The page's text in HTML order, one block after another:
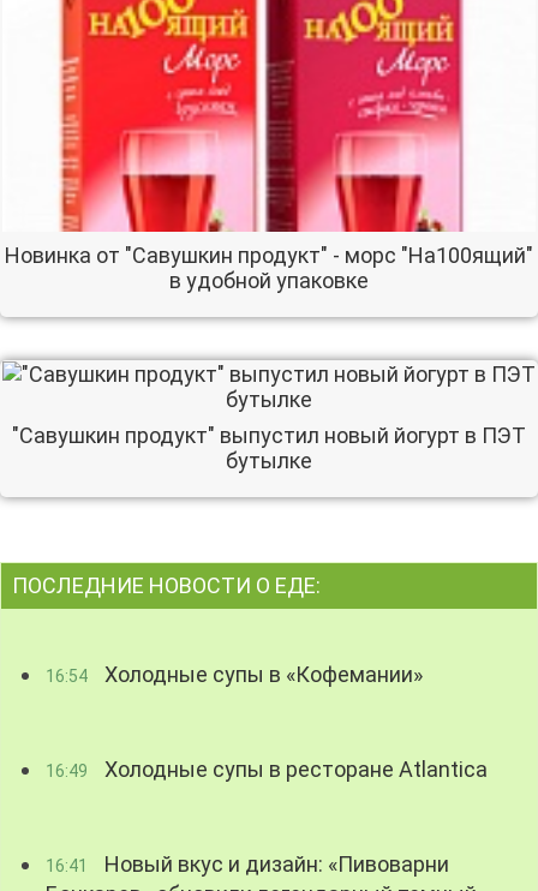
Новинка от "Савушкин продукт" - морс "На100ящий"
в удобной упаковке
"Савушкин продукт" выпустил новый йогурт в ПЭТ
бутылке
ПОСЛЕДНИЕ НОВОСТИ О ЕДЕ:
16:54 Холодные супы в «Кофемании»
16:49 Холодные супы в ресторане Atlantica
16:41
Новый вкус и дизайн: «Пивоварни